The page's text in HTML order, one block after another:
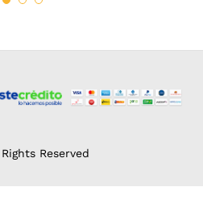
Reserved